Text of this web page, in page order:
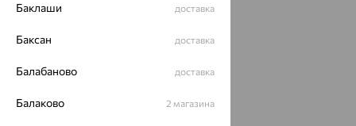
Баклаши доставка
Баксан доставка
Балабаново доставка
Балаково 2 магазина